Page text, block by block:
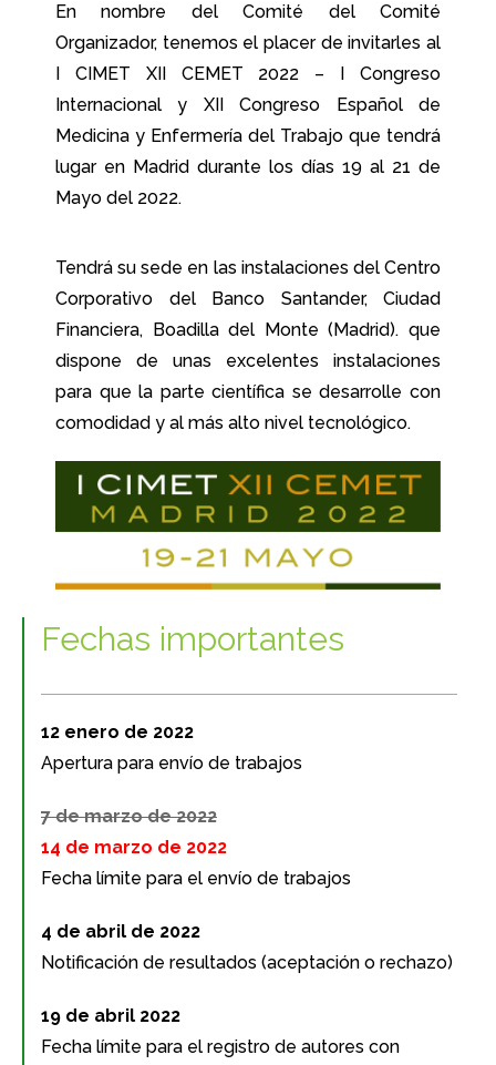
En nombre del Comité del Comité
Organizador, tenemos el placer de invitarles al
I CIMET XII CEMET 2022 – I Congreso
Internacional y XII Congreso Español de
Medicina y Enfermería del Trabajo que tendrá
lugar en Madrid durante los días 19 al 21 de
Mayo del 2022.
Tendrá su sede en las instalaciones del Centro
Corporativo del Banco Santander, Ciudad
Financiera, Boadilla del Monte (Madrid). que
dispone de unas excelentes instalaciones
para que la parte científica se desarrolle con
comodidad y al más alto nivel tecnológico.
Fechas importantes
12 enero de 2022
Apertura para envío de trabajos
7 de marzo de 2022
14 de marzo de 2022
Fecha límite para el envío de trabajos
4 de abril de 2022
Notificación de resultados (aceptación o rechazo)
19 de abril 2022
Fecha límite para el registro de autores con